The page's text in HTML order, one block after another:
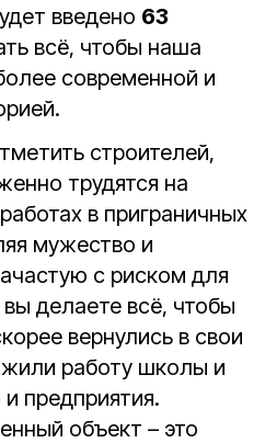
введено 63
всё, чтобы наша
современной и
строителей,
трудятся на
в приграничных
мужество и
с риском для
делаете всё, чтобы
вернулись в свои
работу школы и
предприятия.
объект – это